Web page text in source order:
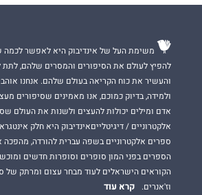
משימת העל של אינדיבוק היא לאפשר לכמה
להפיץ לעולם את הסיפורים והמסרים שלהם, לתת
והעשיר את כוח הקריאה בעולם שלהם. אנחנו
ולמידה, בדיוק כמוכם, אנו מאמינים שסיפורים
אדם ומילים יכולות להעצים ולשנות את העולם
אלקטרוניים / דיגיטלייםאינדיבוק היא חלק
ספרים אלקטרוניים בשפה עברית להורדה,
הספרים בפני המון סופרים וסופרות חדשים
הקוראים הישראלים לעוד מבחר עצום ומרתק של
וז'אנרים.
קרא עוד